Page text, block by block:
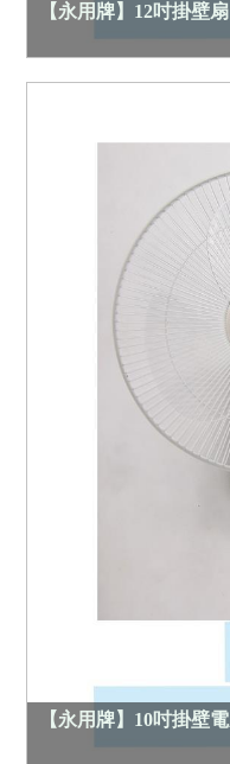
【永用牌】12吋掛壁
【永用牌】10吋掛壁